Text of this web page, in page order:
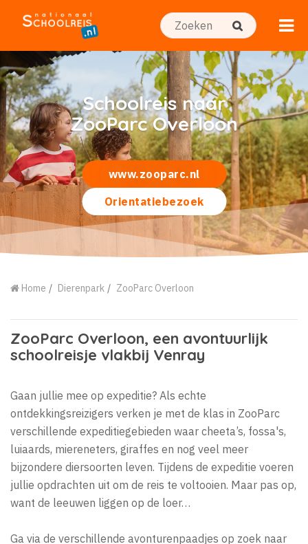
Schoolreis naar
ZooParc Overloon
www.zooparc.nl
Orientatiebezoek
Home Dierenpark ZooParc Overloon
ZooParc Overloon, een avontuurlijk
schoolreisje vlakbij Venray
Gaan jullie mee op expeditie? Als echte
ontdekkingsreizigers verken je met de klas in ZooParc
verschillende expeditiegebieden waar cheeta’s, fossa's,
luiaards, miereneters, giraffes en nog veel meer
bijzondere diersoorten leven. Tijdens de expeditie voeren
jullie opdrachten uit om de reis te voltooien. Maar pas op,
want de leeuwen liggen op de loer…
Ga via de verschillende avonturenpaadjes op zoek naar